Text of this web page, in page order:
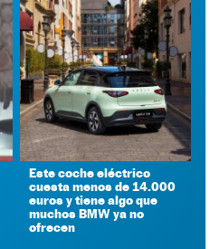
Este coche eléctrico
cuesta menos de 14.000
euros y tiene algo que
muchos BMW ya no
ofrecen